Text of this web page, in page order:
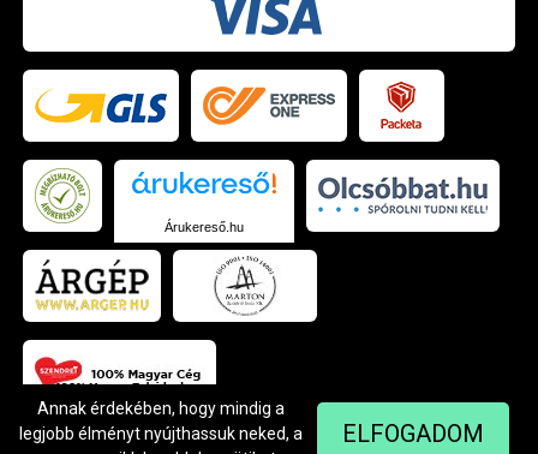
Árukereső.hu
ELFOGADOM
Annak érdekében, hogy mindig a
legjobb élményt nyújthassuk neked, a